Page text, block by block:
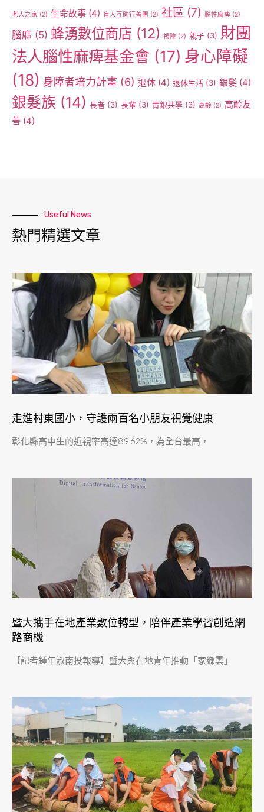
老人之家 (2) 生命故事 (4) 盲人互助行善團 (2) 社區 (7) 腦性麻痺 (2)
腦麻 (5) 蜂湧數位商店 (12) 視障 (2) 親子 (3) 財團
法人腦性麻痺基金會 (17) 身心障礙
(18) 身障者培力計畫 (6) 退休 (4) 退休生活 (3) 銀髮 (4)
銀髮族 (14) 長者 (3) 長輩 (3) 青銀共學 (3) 高齡 (2) 高齡友
善 (4)
Useful News
熱門精選文章
走進村東國小，守護兩百名小朋友視覺健康
彰化縣高中生的近視率高達89.62%，為全台最高，
暨大攜手在地產業數位轉型，陪伴產業學習創造網
路商機
【記者鍾年淑南投報導】暨大與在地青年推動「家鄉雲」